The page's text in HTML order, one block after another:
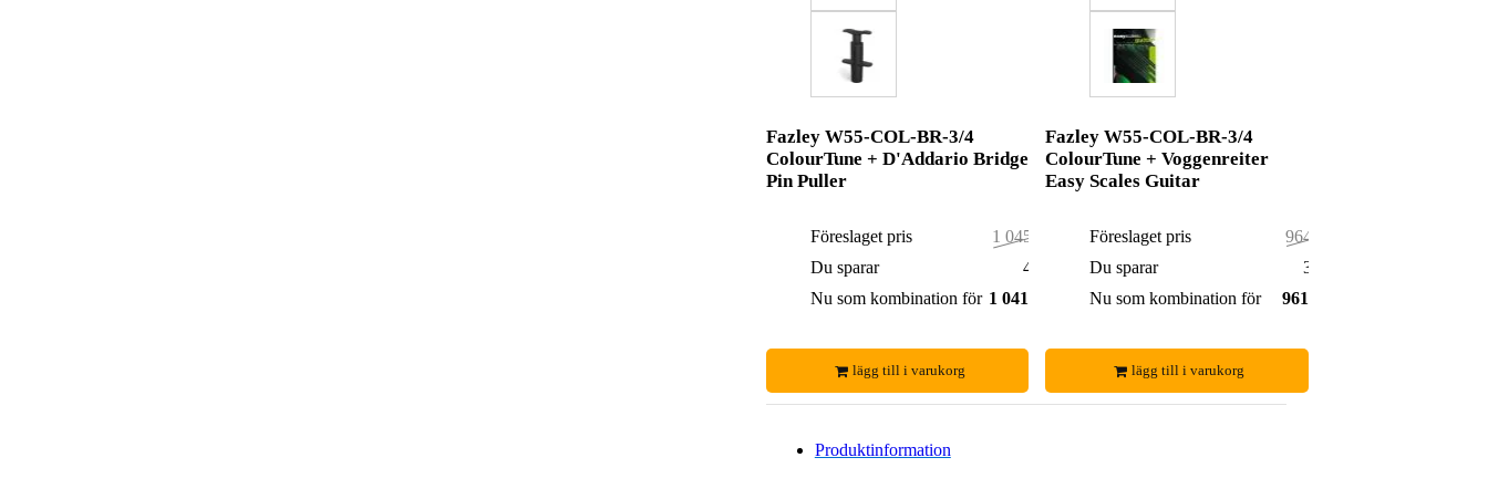
Fazley W55-COL-BR-3/4
ColourTune + D'Addario Bridge
Pin Puller
Föreslaget pris
1 045,00 kr
Du sparar
4,00 kr
Nu som kombination för 1 041,00 kr
lägg till i varukorg
Fazley W55-COL-BR-3/4
ColourTune + Voggenreiter
Easy Scales Guitar
Föreslaget pris
964,00 kr
Du sparar
3,00 kr
Nu som kombination för
961,00 kr
lägg till i varukorg
Produktinformation